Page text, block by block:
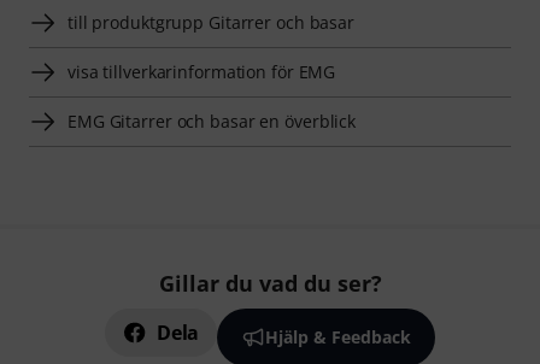
till produktgrupp Gitarrer och basar
visa tillverkarinformation för EMG
EMG Gitarrer och basar en överblick
Gillar du vad du ser?
Dela Hjälp & Feedback